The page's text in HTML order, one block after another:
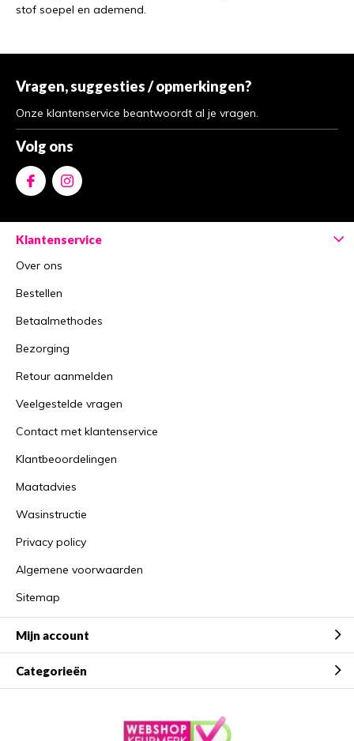
stof soepel en ademend.
Vragen, suggesties / opmerkingen?
Onze klantenservice beantwoordt al je vragen.
Volg ons
Klantenservice
Over ons
Bestellen
Betaalmethodes
Bezorging
Retour aanmelden
Veelgestelde vragen
Contact met klantenservice
Klantbeoordelingen
Maatadvies
Wasinstructie
Privacy policy
Algemene voorwaarden
Sitemap
Mijn account
Categorieën